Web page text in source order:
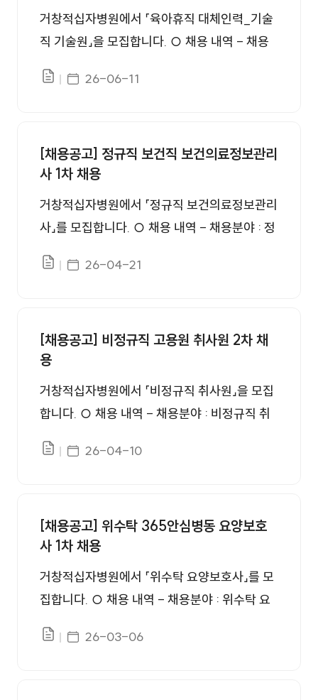
- 전형별 합격자발표(거창적십자병원) : http
s://www.rch.or.kr/web/rchgchang/bbs/empl
트가 다름에 유의하여 주십시오.
자는 병원 사정에 의해 변동될 수 있음 ※ 세부사
항은 첨부파일의 공고문 참고 ○ 1차 서류전형 :
합격자 ○ 선발방법 - 1차 서류전형, 2차 면접전
-3384 ○ 홈페이지 안내 - 원서접수(대한적십
자사) : https://www.redcross.or.kr/redrecrui
t/ - 전형별 합격자발표(거창적십자병원) : http
s://www.rch.or.kr/web/rchgchang/bbs/empl
트가 다름에 유의하여 주십시오.
거창적십자병원에서 「육아휴직 대체인력_기술
직 기술원」을 모집합니다. ○ 채용 내역 - 채용
접수기간 : 2026. 6. 11.(목)~2026. 6. 27.(토)
최종합격자발표 : 2026. 7. 3.(금), 16:00 5. 채
용 예정일자 : 2026. 7. 13.(월) ※ 채용 일자는
병원 사정에 의해 변동될 수 있음 ※ 세부사항은
첨부파일의 공고문 참고 ○ 1차 서류전형 : 모집
자 ○ 선발방법 - 1차 서류전형, 2차 면접전형
3384 ○ 홈페이지 안내 - 원서접수(대한적십자
사) : https://www.redcross.or.kr/redrecruit/
- 전형별 합격자발표(거창적십자병원) : http
s://www.rch.or.kr/web/rchgchang/bbs/empl
트가 다름에 유의하여 주십시오.
파일있음게시일자
26-06-11
[채용공고] 정규직 보건직 보건의료정보관리
사 1차 채용
거창적십자병원에서 「정규직 보건의료정보관리
사」를 모집합니다. ○ 채용 내역 - 채용분야 : 정
6. 4. 21.(화)~2026. 5. 7.(금) 18:00 2. 서류합
2026. 5. 12.(화), 16:00 5. 채용 예정일자 : 20
26. 5. 15.(금) ※ 채용 일자는 병원 사정에 의해
변동될 수 있음 ※ 세부사항은 첨부파일의 공고
문 참고 ○ 1차 서류전형 : 모집인원의 7배수 ○
1차 서류전형, 2차 면접전형 ※ 세부사항은 첨부
안내 - 원서접수(대한적십자사) : https://ww
w.redcross.or.kr/redrecruit/ - 전형별 합격자
발표(거창적십자병원) : https://www.rch.or.k
r/web/rchgchang/bbs/employment ※ 원서
의하여 주십시오.
파일있음게시일자
26-04-21
[채용공고] 비정규직 고용원 취사원 2차 채
용
거창적십자병원에서 「비정규직 취사원」을 모집
합니다. ○ 채용 내역 - 채용분야 : 비정규직 취
4. 26.(일) 18:00 2. 서류합격자발표 : 2026. 4.
1:00 5. 채용 예정일자 : 2026. 5. 1.(금) ※ 채용
일자는 병원 사정에 의해 변동될 수 있음 ※ 세부
사항은 첨부파일의 공고문 참고 ○ 선발방법 - 1
차 서류전형, 2차 면접전형 ※ 세부사항은 첨부
무팀 인사담당 / 055-949-3384 ○ 홈페이지
파일있음게시일자
26-04-10
[채용공고] 위수탁 365안심병동 요양보호
사 1차 채용
거창적십자병원에서 「위수탁 요양보호사」를 모
집합니다. ○ 채용 내역 - 채용분야 : 위수탁 요
26. 3. 22.(일) 18:00 2. 서류합격자발표 : 202
파일있음게시일자
26-03-06